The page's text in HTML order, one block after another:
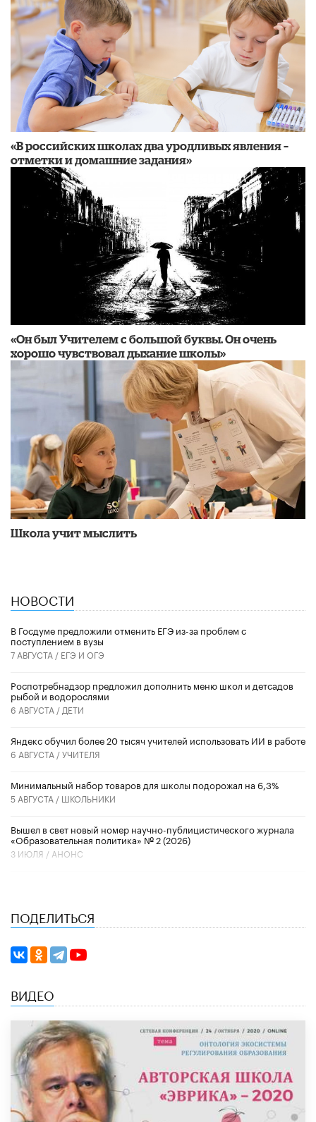
«В российских школах два уродливых явления –
отметки и домашние задания»
«Он был Учителем с большой буквы. Он очень
хорошо чувствовал дыхание школы»
Школа учит мыслить
НОВОСТИ
В Госдуме предложили отменить ЕГЭ из-за проблем с
поступлением в вузы
7 АВГУСТА / ЕГЭ И ОГЭ
Роспотребнадзор предложил дополнить меню школ и детсадов
рыбой и водорослями
6 АВГУСТА / ДЕТИ
​Яндекс обучил более 20 тысяч учителей использовать ИИ в работе
6 АВГУСТА /УЧИТЕЛЯ
Минимальный набор товаров для школы подорожал на 6,3%
5 АВГУСТА / ШКОЛЬНИКИ
Вышел в свет новый номер научно-публицистического журнала
«Образовательная политика» № 2 (2026)
3 ИЮЛЯ / АНОНС
ПОДЕЛИТЬСЯ
ВИДЕО